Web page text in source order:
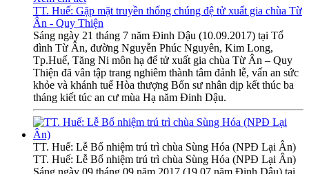
TT. Huế: Gặp mặt truyền thống chúng đệ tử xuất gia chùa Từ
Ân - Quy Thiện
Sáng ngày 21 tháng 7 năm Đinh Dậu (10.09.2017) tại Tổ
đình Từ Ân, đường Nguyễn Phúc Nguyên, Kim Long,
Tp.Huế, Tăng Ni môn hạ để tử xuất gia chùa Từ Ân – Quy
Thiện đã vân tập trang nghiêm thành tâm đảnh lễ, vấn an sức
khỏe và khánh tuế Hòa thượng Bổn sư nhân dịp kết thúc ba
tháng kiết túc an cư mùa Hạ năm Đinh Dậu.
TT. Huế: Lễ Bổ nhiệm trú trì chùa Sùng Hóa (NPĐ Lại Ân)
TT. Huế: Lễ Bổ nhiệm trú trì chùa Sùng Hóa (NPĐ Lại Ân)